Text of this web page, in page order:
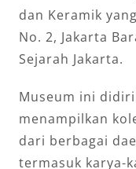
dan Keramik
No. 2, Jakarta
Sejarah Jakarta.
Museum ini
menampilkan
dari berbagai
termasuk karya-